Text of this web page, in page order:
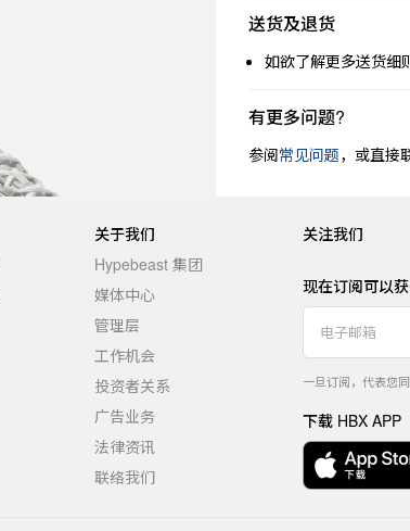
送货及退货
如欲了解更多送货细
有更多问题?
参阅常见问题，或直接
关于我们
Hypebeast 集团
媒体中心
管理层
工作机会
投资者关系
广告业务
法律资讯
联络我们
关注我们
现在订阅可以
一旦订阅，代表您
下载 HBX APP